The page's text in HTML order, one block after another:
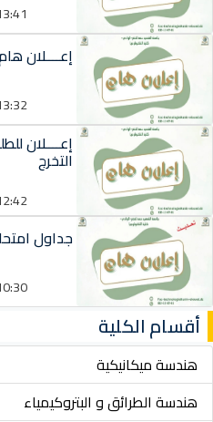
إعــــلان
إعــــلان
التخرج
جداول
أقسام الكلية
هندسة ميكانيكية
هندسة الطرائق و البتروكيمياء